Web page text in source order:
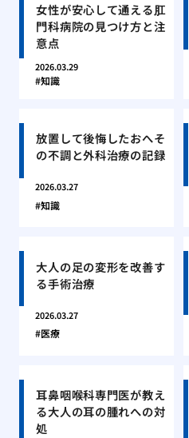
女性が安心して通える肛
門科病院の見つけ方と注
意点
2026.03.29
知識
放置して後悔したおへそ
の不調と外科治療の記録
2026.03.27
知識
大人の足の変形を改善す
る手術治療
2026.03.27
医療
耳鼻咽喉科専門医が教え
る大人の耳の腫れへの対
処